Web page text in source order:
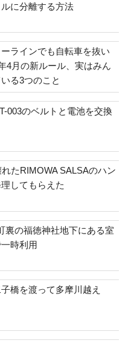
に分離する方法
ラインでも自転車を抜い
4月の新ルール、実はみん
る3つのこと
003のベルトと電池を交換
たRIMOWA SALSAのハン
してもらえた
裏の福徳神社地下にある室
時利用
橋を渡って多摩川越え